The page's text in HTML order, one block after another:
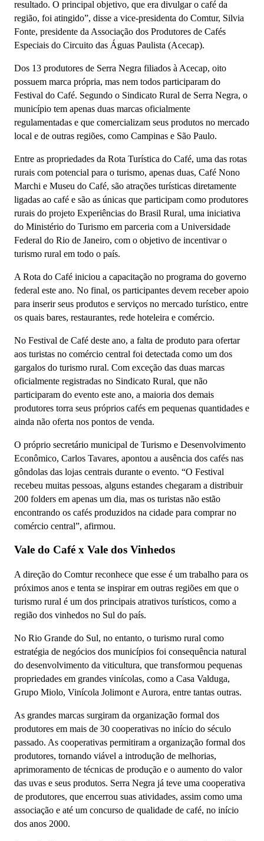
resultado. O principal objetivo, que era divulgar o café da
região, foi atingido”, disse a vice-presidenta do Comtur, Silvia
Fonte, presidente da Associação dos Produtores de Cafés
Especiais do Circuito das Águas Paulista (Acecap).
Dos 13 produtores de Serra Negra filiados à Acecap, oito
possuem marca própria, mas nem todos participaram do
Festival do Café. Segundo o Sindicato Rural de Serra Negra, o
município tem apenas duas marcas oficialmente
regulamentadas e que comercializam seus produtos no mercado
local e de outras regiões, como Campinas e São Paulo.
Entre as propriedades da Rota Turística do Café, uma das rotas
rurais com potencial para o turismo, apenas duas, Café Nono
Marchi e Museu do Café, são atrações turísticas diretamente
ligadas ao café e são as únicas que participam como produtores
rurais do projeto Experiências do Brasil Rural, uma iniciativa
do Ministério do Turismo em parceria com a Universidade
Federal do Rio de Janeiro, com o objetivo de incentivar o
turismo rural em todo o país.
A Rota do Café iniciou a capacitação no programa do governo
federal este ano. No final, os participantes devem receber apoio
para inserir seus produtos e serviços no mercado turístico, entre
os quais bares, restaurantes, rede hoteleira e comércio.
No Festival de Café deste ano, a falta de produto para ofertar
aos turistas no comércio central foi detectada como um dos
gargalos do turismo rural. Com exceção das duas marcas
oficialmente registradas no Sindicato Rural, que não
participaram do evento este ano, a maioria dos demais
produtores torra seus próprios cafés em pequenas quantidades e
ainda não oferta nos pontos de venda.
O próprio secretário municipal de Turismo e Desenvolvimento
Econômico, Carlos Tavares, apontou a ausência dos cafés nas
gôndolas das lojas centrais durante o evento. “O Festival
recebeu muitas pessoas, alguns estandes chegaram a distribuir
200 folders em apenas um dia, mas os turistas não estão
encontrando os cafés produzidos na cidade para comprar no
comércio central”, afirmou.
Vale do Café x Vale dos Vinhedos
A direção do Comtur reconhece que esse é um trabalho para os
próximos anos e tenta se inspirar em outras regiões em que o
turismo rural é um dos principais atrativos turísticos, como a
região dos vinhedos no Sul do país.
No Rio Grande do Sul, no entanto, o turismo rural como
estratégia de negócios dos municípios foi consequência natural
do desenvolvimento da viticultura, que transformou pequenas
propriedades em grandes vinícolas, como a Casa Valduga,
Grupo Miolo, Vinícola Jolimont e Aurora, entre tantas outras.
As grandes marcas surgiram da organização formal dos
produtores em mais de 30 cooperativas no início do século
passado. As cooperativas permitiram a organização formal dos
produtores, tornando viável a introdução de melhorias,
aprimoramento de técnicas de produção e o aumento do valor
das uvas e seus produtos. Serra Negra já teve uma cooperativa
de produtores, que encerrou suas atividades, assim como uma
associação e até um concurso de qualidade de café, no início
dos anos 2000.